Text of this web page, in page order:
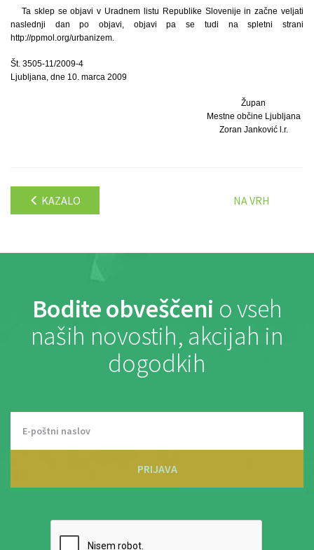
Ta sklep se objavi v Uradnem listu Republike Slovenije in začne veljati
naslednji dan po objavi, objavi pa se tudi na spletni strani
http://ppmol.org/urbanizem.
Št. 3505-11/2009-4
Ljubljana, dne 10. marca 2009
Župan
Mestne občine Ljubljana
Zoran Janković l.r.
KAZALO NA VRH
Bodite obveščeni o vseh
naših novostih, akcijah in
dogodkih
PRIJAVA